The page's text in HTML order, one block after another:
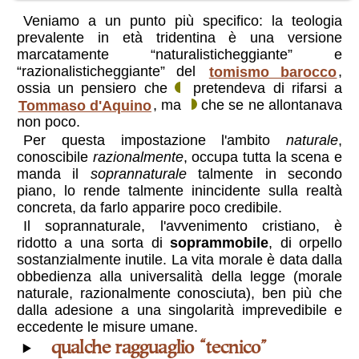
Veniamo a un punto più specifico: la teologia
prevalente in età tridentina è una versione
marcatamente “naturalisticheggiante” e
“razionalisticheggiante”del tomismo barocco,
ossia un pensiero che
pretendeva di rifarsi a
Tommaso d'Aquino, ma
che se ne allontanava
non poco.
Per questa impostazione l'ambitonaturale,
conoscibile razionalmente, occupa tutta la scena e
manda il soprannaturaletalmente in secondo
piano, lo rende talmente inincidente sulla realtà
concreta, da farlo apparire poco credibile.
Il soprannaturale, l'avvenimento cristiano, è
ridotto a una sorta disoprammobile, di orpello
sostanzialmente inutile. La vita morale è data dalla
obbedienza alla universalità della legge (morale
naturale, razionalmente conosciuta), ben più che
dalla adesione a una singolarità imprevedibile e
eccedente le misure umane.
qualche ragguaglio “tecnico”